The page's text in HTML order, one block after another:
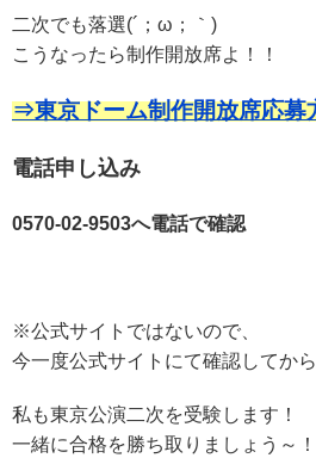
二次でも落選(´；ω；｀)
こうなったら制作開放席よ！！
⇒東京ドーム制作開放席応募
電話申し込み
0570-02-9503へ電話で確認
※公式サイトではないので、
今一度公式サイトにて確認してか
私も東京公演二次を受験します！
一緒に合格を勝ち取りましょう～！